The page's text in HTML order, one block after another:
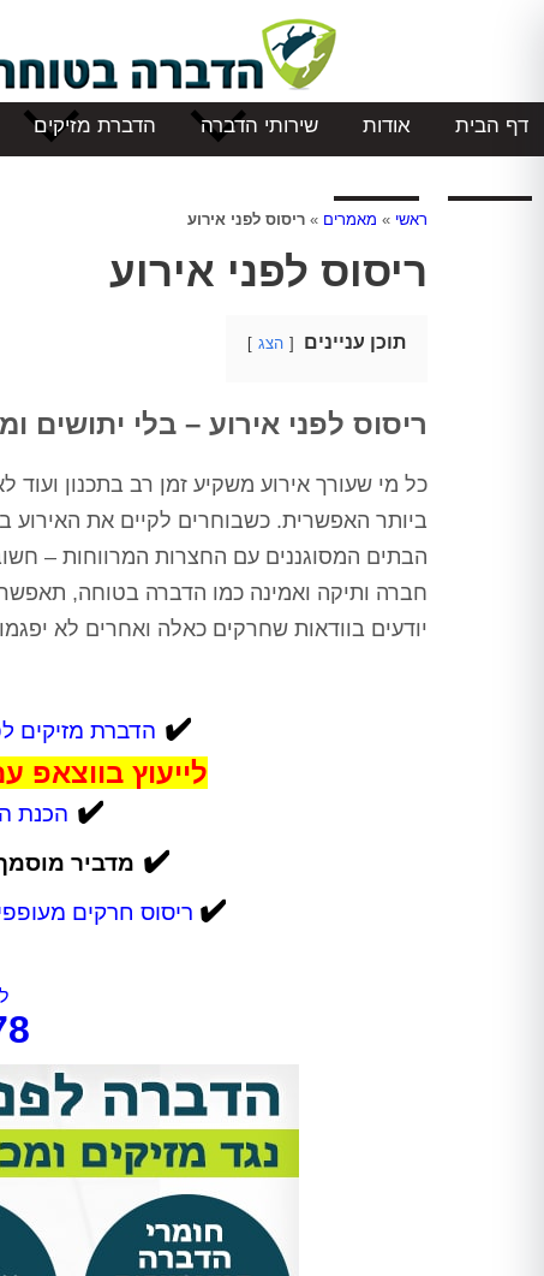
דף הבית אודות שירותי הדברה הדברת מזיקים
ראשי » מאמרים » ריסוס לפני אירוע
ריסוס לפני אירוע
תוכן עניינים הצג
ריסוס לפני אירוע – בלי יתושים
כל מי שעורך אירוע משקיע זמן רב בתכנון
ביותר האפשרית. כשבוחרים לקיים את האירוע
הבתים המסוגננים עם החצרות המרווחות –
חברה ותיקה ואמינה כמו הדברה בטוחה,
יודעים בוודאות שחרקים כאלה ואחרים לא
✔️ הדברת מזיקים
לייעוץ בווצאפ
✔️ הכנת
✔️ מדביר
✔️ ריסוס חרקים
אתי מתתיהו